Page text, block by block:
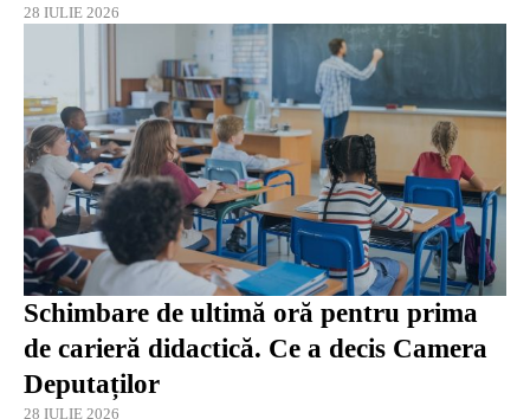
28 IULIE 2026
Schimbare de ultimă oră pentru prima
de carieră didactică. Ce a decis Camera
Deputaților
28 IULIE 2026